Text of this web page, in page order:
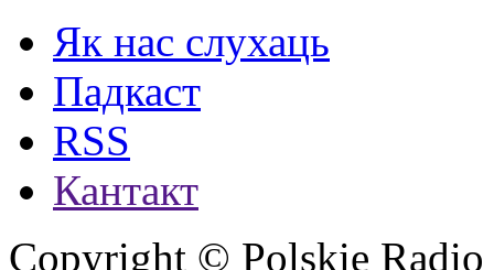
Як нас слухаць
Падкаст
RSS
Кантакт
Copyright © Polskie